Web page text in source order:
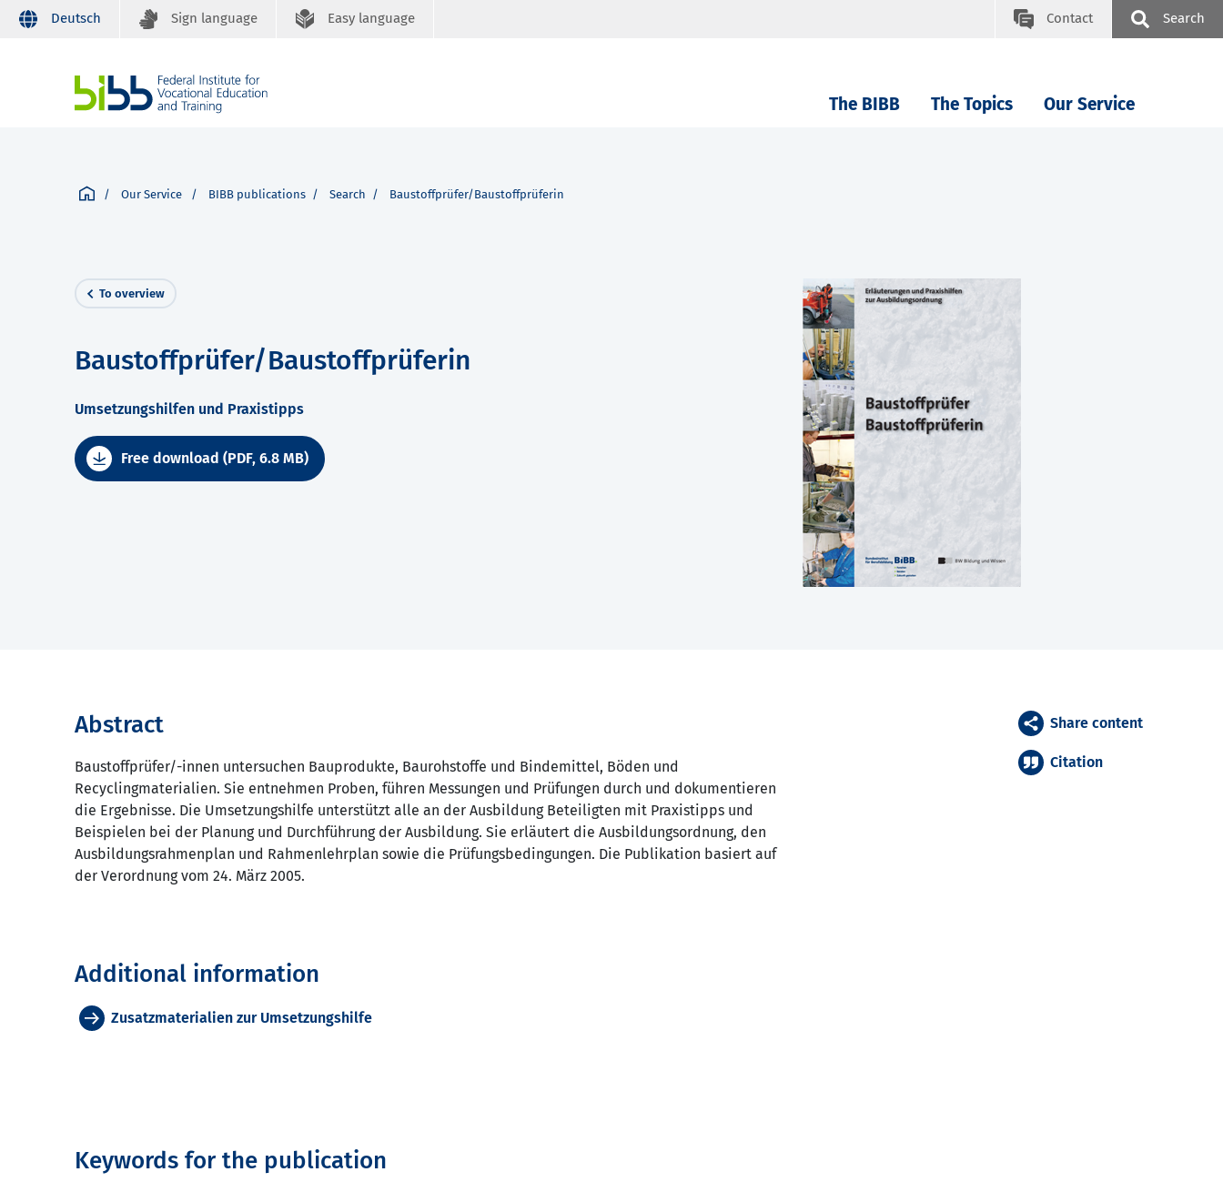
Deutsch Sign language Easy language Contact Search
The BIBB The Topics Our Service
Our Service BIBB publications Search Baustoffprüfer/Baustoffprüferin
To overview
Baustoffprüfer/Baustoffprüferin
Umsetzungshilfen und Praxistipps
Free download (PDF, 6.8 MB)
Abstract
Baustoffprüfer/-innen untersuchen Bauprodukte, Baurohstoffe und Bindemittel, Böden und
Recyclingmaterialien. Sie entnehmen Proben, führen Messungen und Prüfungen durch und dokumentieren
die Ergebnisse. Die Umsetzungshilfe unterstützt alle an der Ausbildung Beteiligten mit Praxistipps und
Beispielen bei der Planung und Durchführung der Ausbildung. Sie erläutert die Ausbildungsordnung, den
Ausbildungsrahmenplan und Rahmenlehrplan sowie die Prüfungsbedingungen. Die Publikation basiert auf
der Verordnung vom 24. März 2005.
Share content
Citation
Additional information
Zusatzmaterialien zur Umsetzungshilfe
Keywords for the publication